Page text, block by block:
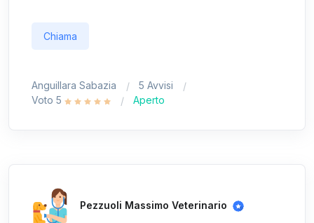
Chiama
Anguillara Sabazia
5 Avvisi
Voto 5
Aperto
Pezzuoli Massimo Veterinario